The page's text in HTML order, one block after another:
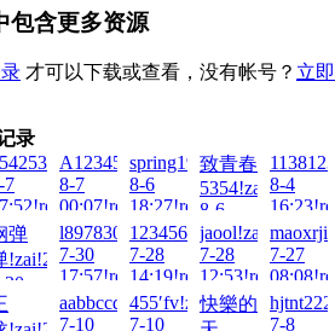
包含更多资源
才可以下载或查看，没有帐号？ 立
录
7
A123456...!zai!2026-
8-7
00:07!read!
spring1990!zai!2026-
8-6
18:27!read!
致青春
5354!zai!2026-
8-6
02:13!read!
8-4
弹
!zai!2026-
30
l897830689!zai!2026-
7-30
17:57!read!
1234567890123!zai!2026-
7-28
14:19!read!
jaool!zai!2026-
7-28
12:53!read!
7-27
aabbccdd!zai!2026-
7-10
455′fv!zai!2026-
7-10
快樂的
7-8